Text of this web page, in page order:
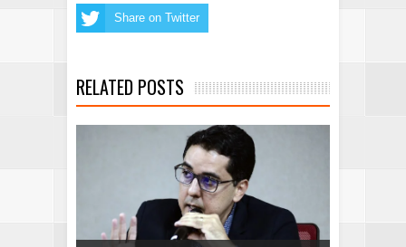
Share on Twitter
RELATED POSTS